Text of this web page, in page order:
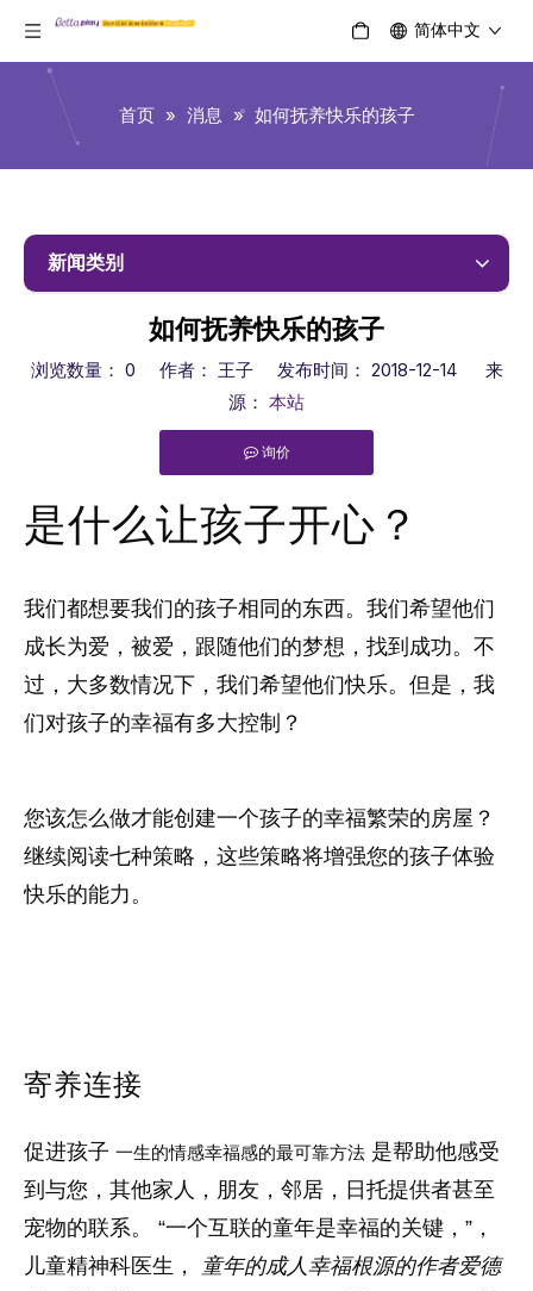
简体中文
首页 » 消息 » 如何抚养快乐的孩子
新闻类别
如何抚养快乐的孩子
浏览数量： 0 作者： 王子 发布时间： 2018-12-14 来
源： 本站
询价
是什么让孩子开心？
我们都想要我们的孩子相同的东西。我们希望他们
成长为爱，被爱，跟随他们的梦想，找到成功。不
过，大多数情况下，我们希望他们快乐。但是，我
们对孩子的幸福有多大控制？
您该怎么做才能创建一个孩子的幸福繁荣的房屋？
继续阅读七种策略，这些策略将增强您的孩子体验
快乐的能力。
寄养连接
促进孩子 一生的情感幸福感的最可靠方法 是帮助他感受
到与您，其他家人，朋友，邻居，日托提供者甚至
宠物的联系。 “一个互联的童年是幸福的关键，”，
儿童精神科医生， 童年的成人幸福根源的作者爱德